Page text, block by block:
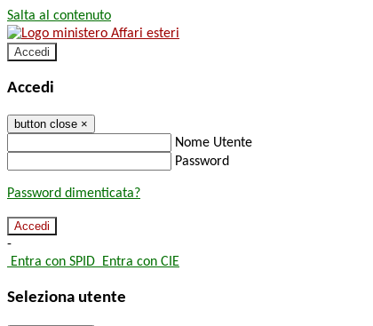
Salta al contenuto
Accedi
Accedi
button close ×
Nome Utente
Password
Password dimenticata?
-
Entra con SPID Entra con CIE
Seleziona utente